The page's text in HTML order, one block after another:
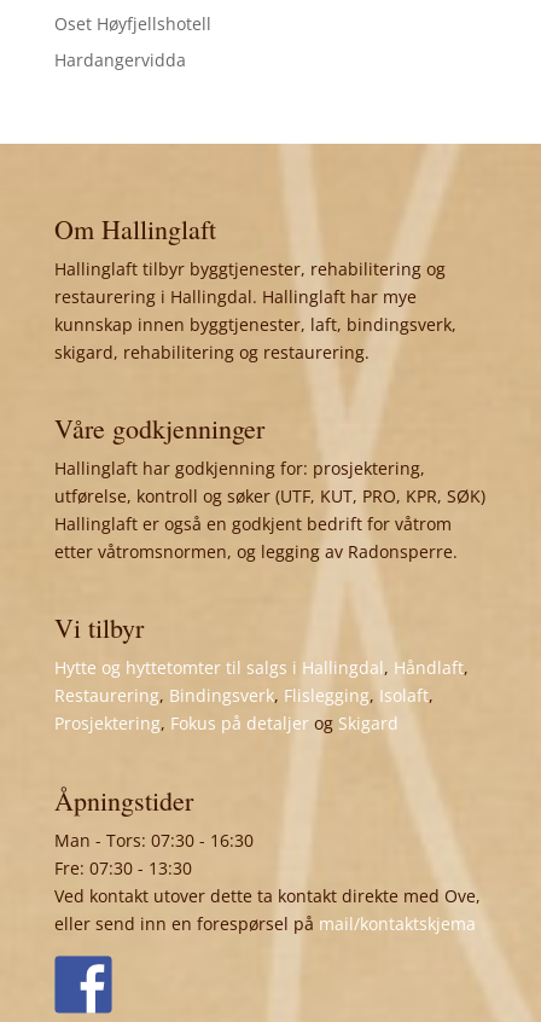
Oset Høyfjellshotell
Hardangervidda
Om Hallinglaft
Hallinglaft tilbyr byggtjenester, rehabilitering og
restaurering i Hallingdal. Hallinglaft har mye
kunnskap innen byggtjenester, laft, bindingsverk,
skigard, rehabilitering og restaurering.
Våre godkjenninger
Hallinglaft har godkjenning for: prosjektering,
utførelse, kontroll og søker (UTF, KUT, PRO, KPR, SØK)
Hallinglaft er også en godkjent bedrift for våtrom
etter våtromsnormen, og legging av Radonsperre.
Vi tilbyr
Hytte og hyttetomter til salgs i Hallingdal, Håndlaft,
Restaurering, Bindingsverk, Flislegging, Isolaft,
Prosjektering, Fokus på detaljerog Skigard
Åpningstider
Man - Tors: 07:30 - 16:30
Fre: 07:30 - 13:30
Ved kontakt utover dette ta kontakt direkte med Ove,
eller send inn en forespørsel på mail/kontaktskjema